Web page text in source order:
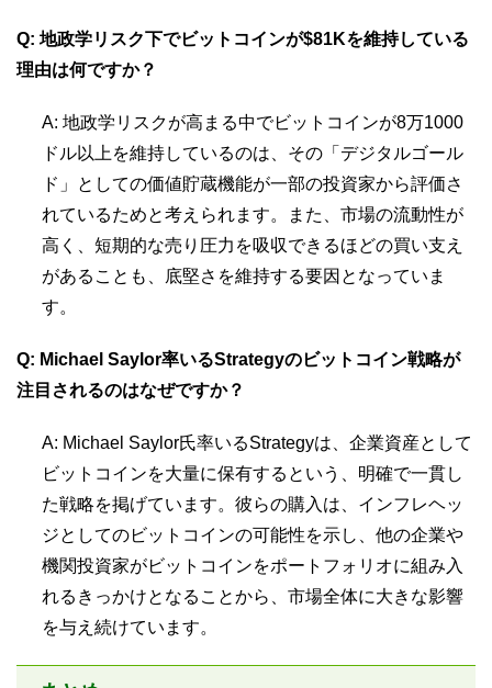
Q: 地政学リスク下でビットコインが$81Kを維持している
理由は何ですか？
A: 地政学リスクが高まる中でビットコインが8万1000
ドル以上を維持しているのは、その「デジタルゴール
ド」としての価値貯蔵機能が一部の投資家から評価さ
れているためと考えられます。また、市場の流動性が
高く、短期的な売り圧力を吸収できるほどの買い支え
があることも、底堅さを維持する要因となっていま
す。
Q: Michael Saylor率いるStrategyのビットコイン戦略が
注目されるのはなぜですか？
A: Michael Saylor氏率いるStrategyは、企業資産として
ビットコインを大量に保有するという、明確で一貫し
た戦略を掲げています。彼らの購入は、インフレヘッ
ジとしてのビットコインの可能性を示し、他の企業や
機関投資家がビットコインをポートフォリオに組み入
れるきっかけとなることから、市場全体に大きな影響
を与え続けています。